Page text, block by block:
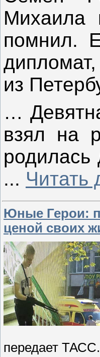
Михаила
помнил.
из
…
взял на
родилась
... Читать
Юные Герои:
ценой своих
передает ТАСС.